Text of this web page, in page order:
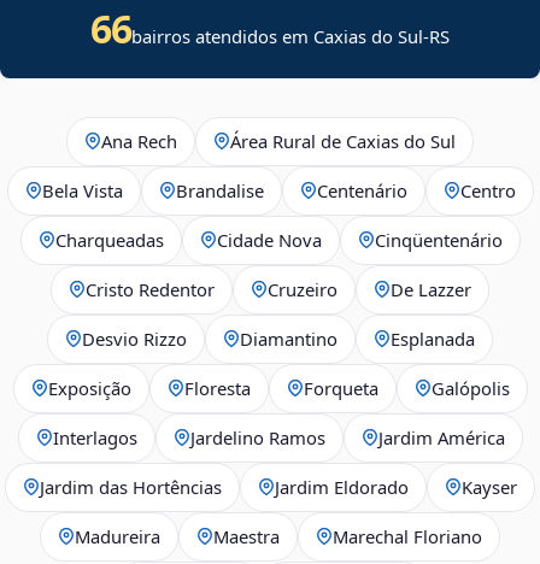
66bairros atendidos em Caxias do Sul-RS
Ana Rech Área Rural de Caxias do Sul
Bela Vista Brandalise Centenário Centro
Charqueadas Cidade Nova Cinqüentenário
Cristo Redentor Cruzeiro De Lazzer
Desvio Rizzo Diamantino Esplanada
Exposição Floresta Forqueta Galópolis
Interlagos Jardelino Ramos Jardim América
Jardim das Hortências Jardim Eldorado Kayser
Madureira Maestra Marechal Floriano